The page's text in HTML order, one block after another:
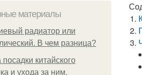
материалы
радиатор или
В чем разница?
китайского
и ухода за ним.